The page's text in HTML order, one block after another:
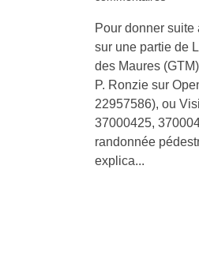
Pour donner
sur une partie de
des Maures
P. Ronzie sur
22957586), ou
37000425,
randonnée
explica...